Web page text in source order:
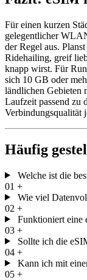
Für einen kurzen
gelegentlicher
der Regel aus.
Ridehailing, greif
knapp wirst. Für
sich 10 GB oder
ländlichen Gebieten
Laufzeit passend zu
Verbindungsqualität
Häufig
Welche ist die
01 +
Wie viel
02 +
Funktioniert eine
03 +
Sollte ich die
04 +
Kann ich mit
05 +